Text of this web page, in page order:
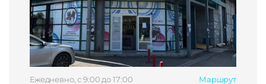
Ежедневно, с 9:00 до 17:00 Маршрут